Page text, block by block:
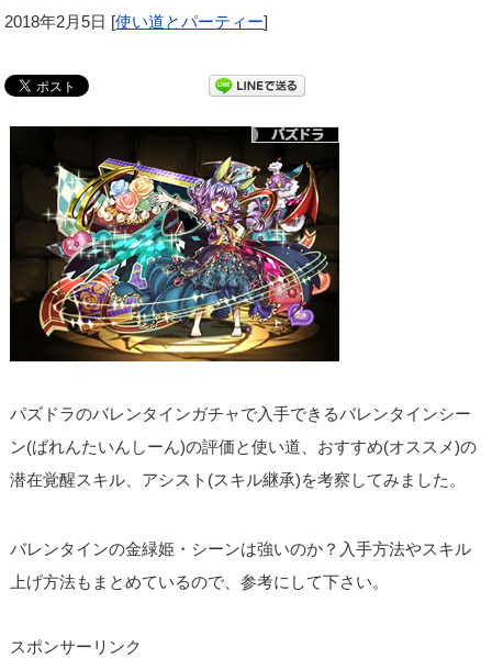
2018年2月5日 [使い道とパーティー]
パズドラのバレンタインガチャで入手できるバレンタインシー
ン(ばれんたいんしーん)の評価と使い道、おすすめ(オススメ)の
潜在覚醒スキル、アシスト(スキル継承)を考察してみました。
バレンタインの金緑姫・シーンは強いのか？入手方法やスキル
上げ方法もまとめているので、参考にして下さい。
スポンサーリンク